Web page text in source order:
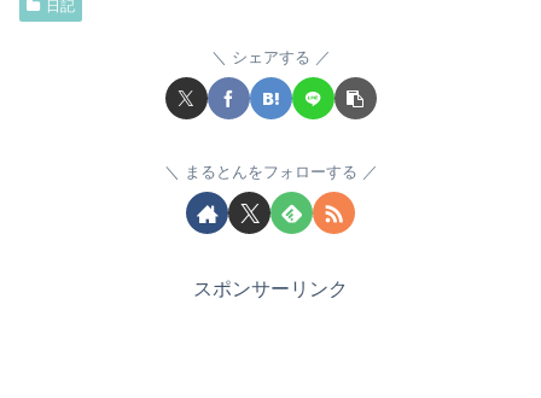
日記
シェアする
まるとんをフォローする
スポンサーリンク